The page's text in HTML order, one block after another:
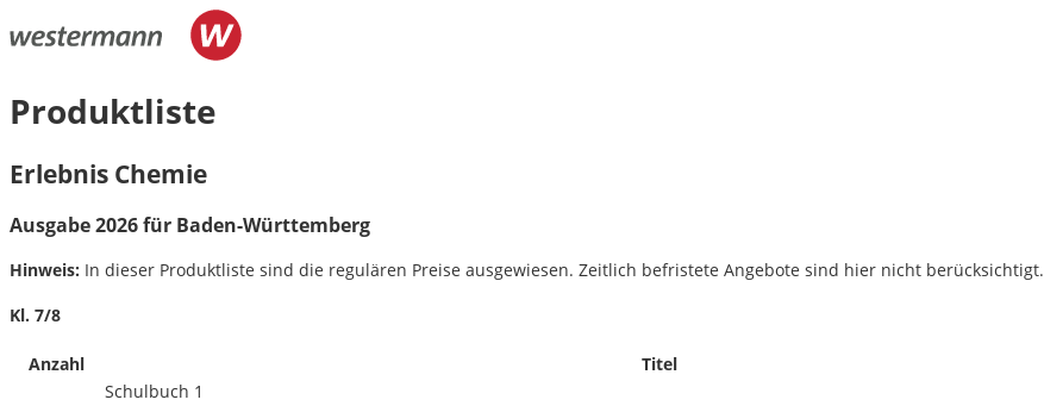
Produktliste
Erlebnis Chemie
Ausgabe 2026 für Baden-Württemberg
Hinweis: In dieser Produktliste sind die regulären Preise ausgewiesen. Zeitlich befristete Angebote sind hier nicht berücksichtigt.
Kl. 7/8
Anzahl Titel
Schulbuch 1